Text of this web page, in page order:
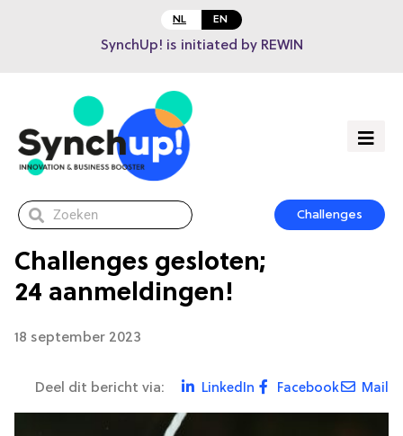
NL EN
SynchUp! is initiated by REWIN
Challenges
Challenges gesloten;
24 aanmeldingen!
18 september 2023
Deel dit bericht via: LinkedIn Facebook Mail